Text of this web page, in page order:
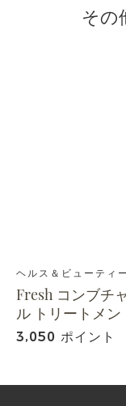
その
ヘルス＆ビューティー
Fresh コンブチ
ル トリートメ
3,050 ポイント